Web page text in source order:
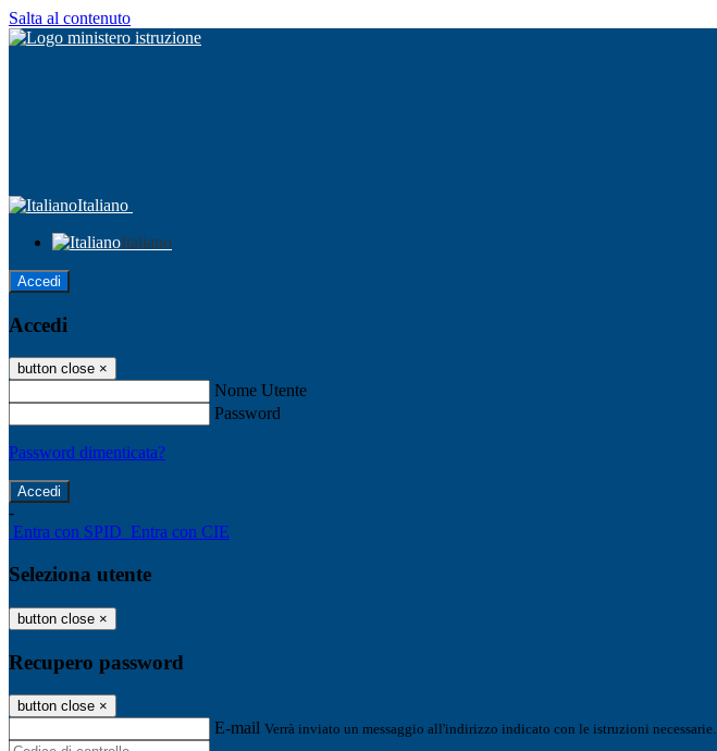
Salta al contenuto
Italiano
Italiano
Accedi
Accedi
button close ×
Nome Utente
Password
Password dimenticata?
-
Entra con SPID Entra con CIE
Seleziona utente
button close ×
Recupero password
button close ×
E-mail Verrà inviato un messaggio all'indirizzo indicato con le istruzioni necessarie.